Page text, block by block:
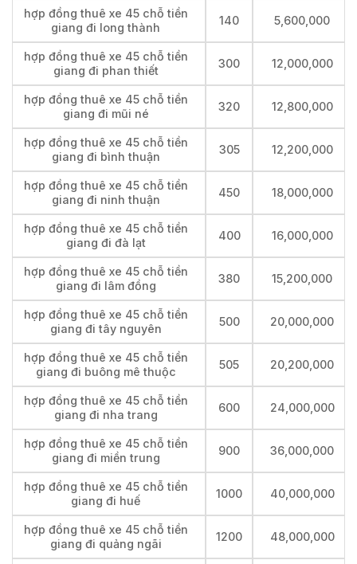
hợp đồng thuê xe 45 chỗ tiền
giang đi long thành
140 5,600,000
hợp đồng thuê xe 45 chỗ tiền
giang đi phan thiết
300 12,000,000
hợp đồng thuê xe 45 chỗ tiền
giang đi mũi né
320 12,800,000
hợp đồng thuê xe 45 chỗ tiền
giang đi bình thuận
305 12,200,000
hợp đồng thuê xe 45 chỗ tiền
giang đi ninh thuận
450 18,000,000
hợp đồng thuê xe 45 chỗ tiền
giang đi đà lạt
400 16,000,000
hợp đồng thuê xe 45 chỗ tiền
giang đi lâm đồng
380 15,200,000
hợp đồng thuê xe 45 chỗ tiền
giang đi tây nguyên
500 20,000,000
hợp đồng thuê xe 45 chỗ tiền
giang đi buông mê thuộc
505 20,200,000
hợp đồng thuê xe 45 chỗ tiền
giang đi nha trang
600 24,000,000
hợp đồng thuê xe 45 chỗ tiền
giang đi miền trung
900 36,000,000
hợp đồng thuê xe 45 chỗ tiền
giang đi huế
1000 40,000,000
hợp đồng thuê xe 45 chỗ tiền
giang đi quảng ngãi
1200 48,000,000